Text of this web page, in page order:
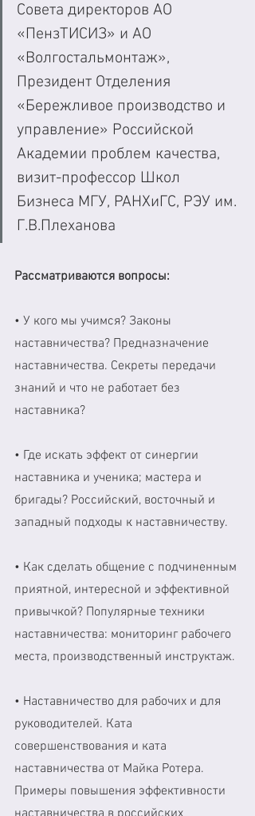
Совета директоров АО
«ПензТИСИЗ» и АО
«Волгостальмонтаж»,
Президент Отделения
«Бережливое производство и
управление» Российской
Академии проблем качества,
визит-профессор Школ
Бизнеса МГУ, РАНХиГС, РЭУ им.
Г.В.Плеханова
Рассматриваются вопросы:
• У кого мы учимся? Законы
наставничества? Предназначение
наставничества. Секреты передачи
знаний и что не работает без
наставника?
• Где искать эффект от синергии
наставника и ученика; мастера и
бригады? Российский, восточный и
западный подходы к наставничеству.
• Как сделать общение с подчиненным
приятной, интересной и эффективной
привычкой? Популярные техники
наставничества: мониторинг рабочего
места, производственный инструктаж.
• Наставничество для рабочих и для
руководителей. Ката
совершенствования и ката
наставничества от Майка Ротера.
Примеры повышения эффективности